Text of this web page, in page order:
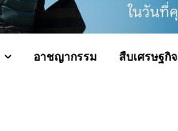
อาชญากรรม สืบเศรษฐกิจ